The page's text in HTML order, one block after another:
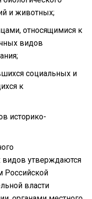
и животных;
относящимися к
видов
социальных и
к
историко-
видов утверждаются
Российской
власти